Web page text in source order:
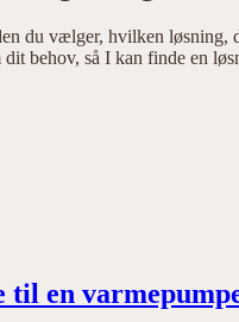
du vælger, hvilken løsning,
behov, så I kan finde en
en